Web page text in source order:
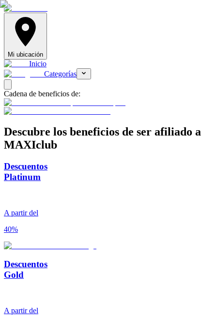
Mi ubicación
Inicio
Categorías
Cadena de beneficios de:
Descubre los beneficios de ser afiliado a
MAXIclub
Descuentos
Platinum
A partir del
40%
Descuentos
Gold
A partir del